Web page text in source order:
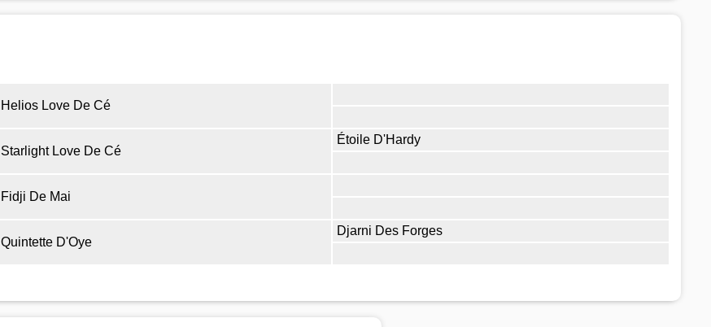
Helios Love De Cé
Starlight Love De Cé
Étoile D'Hardy
Fidji De Mai
Quintette D'Oye
Djarni Des Forges